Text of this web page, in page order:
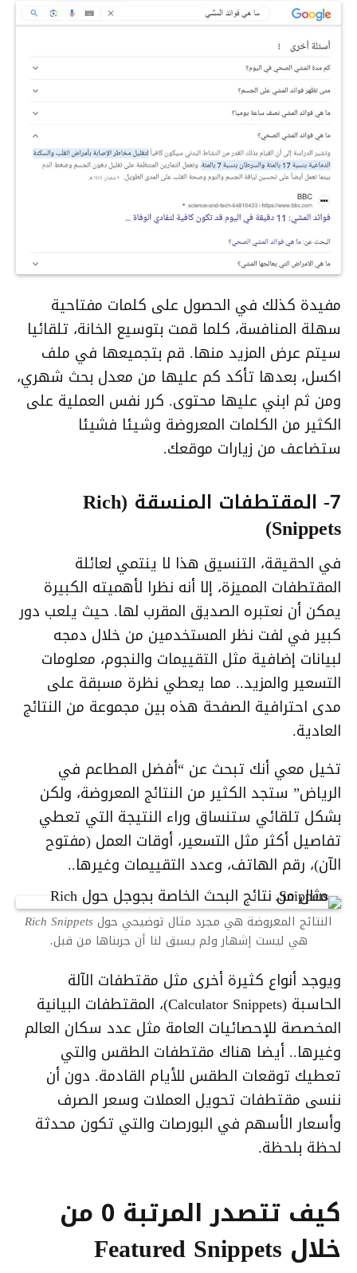
مفيدة كذلك في الحصول على كلمات مفتاحية
سهلة المنافسة، كلما قمت بتوسيع الخانة، تلقائيا
سيتم عرض المزيد منها. قم بتجميعها في ملف
اكسل، بعدها تأكد كم عليها من معدل بحث شهري،
ومن ثم ابني عليها محتوى. كرر نفس العملية على
الكثير من الكلمات المعروضة وشيئا فشيئا
ستضاعف من زيارات موقعك.
7- المقتطفات المنسقة (Rich
Snippets)
في الحقيقة، التنسيق هذا لا ينتمي لعائلة
المقتطفات المميزة، إلا أنه نظرا لأهميته الكبيرة
يمكن أن نعتبره الصديق المقرب لها. حيث يلعب دور
كبير في لفت نظر المستخدمين من خلال دمجه
لبيانات إضافية مثل التقييمات والنجوم، معلومات
التسعير والمزيد.. مما يعطي نظرة مسبقة على
مدى احترافية الصفحة هذه بين مجموعة من النتائج
العادية.
تخيل معي أنك تبحث عن “أفضل المطاعم في
الرياض” ستجد الكثير من النتائج المعروضة، ولكن
بشكل تلقائي ستنساق وراء النتيجة التي تعطي
تفاصيل أكثر مثل التسعير، أوقات العمل (مفتوح
الآن)، رقم الهاتف، وعدد التقييمات وغيرها..
النتائج المعروضة هي مجرد مثال توضيحي حول Rich Snippets
هي ليست إشهار ولم يسبق لنا أن جربناها من قبل.
ويوجد أنواع كثيرة أخرى مثل مقتطفات الآلة
الحاسبة (Calculator Snippets)، المقتطفات البيانية
المخصصة للإحصائيات العامة مثل عدد سكان العالم
وغيرها.. أيضا هناك مقتطفات الطقس والتي
تعطيك توقعات الطقس للأيام القادمة. دون أن
ننسى مقتطفات تحويل العملات وسعر الصرف
وأسعار الأسهم في البورصات والتي تكون محدثة
لحظة بلحظة.
كيف تتصدر المرتبة 0 من
خلال Featured Snippets